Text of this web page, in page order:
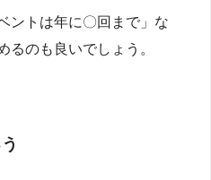
ントは年に〇回まで」な
るのも良いでしょう。